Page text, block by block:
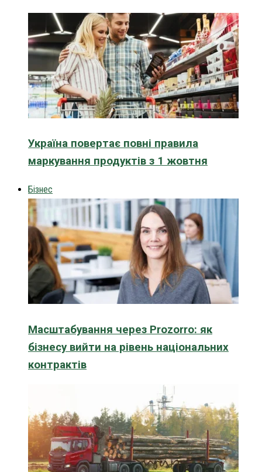
Україна повертає повні правила
маркування продуктів з 1 жовтня
Бізнес
Масштабування через Prozorro: як
бізнесу вийти на рівень національних
контрактів